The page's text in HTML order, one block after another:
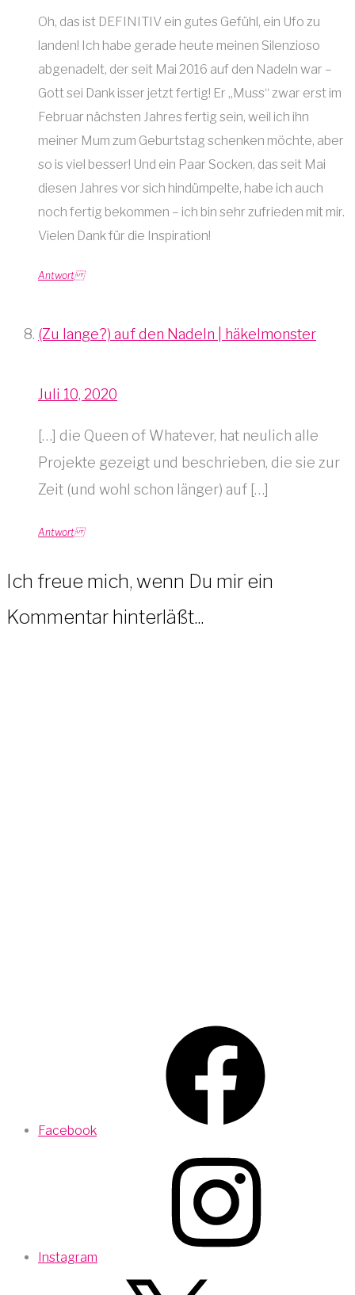
Oh, das ist DEFINITIV ein gutes Gefühl, ein Ufo zu
landen! Ich habe gerade heute meinen Silenzioso
abgenadelt, der seit Mai 2016 auf den Nadeln war –
Gott sei Dank isser jetzt fertig! Er „Muss“ zwar erst im
Februar nächsten Jahres fertig sein, weil ich ihn
meiner Mum zum Geburtstag schenken möchte, aber
so is viel besser! Und ein Paar Socken, das seit Mai
diesen Jahres vor sich hindümpelte, habe ich auch
noch fertig bekommen – ich bin sehr zufrieden mit mir.
Vielen Dank für die Inspiration!
Antwort
(Zu lange?) auf den Nadeln | häkelmonster
Juli 10, 2020
[…] die Queen of Whatever, hat neulich alle
Projekte gezeigt und beschrieben, die sie zur
Zeit (und wohl schon länger) auf […]
Antwort
Ich freue mich, wenn Du mir ein
Kommentar hinterläßt...
Facebook
Instagram